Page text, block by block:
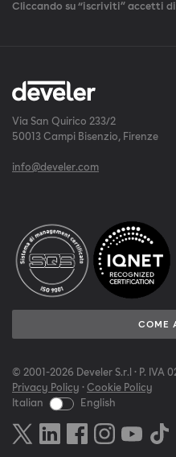
Cliccando su “iscriviti” accetti
Via San Quirico 233/2
50013 Campi Bisenzio, Firenze
info@develer.com
COME
© 2001-2026 Develer S.r.l · P. IVA
Privacy Policy · Cookie Policy
Italian
English